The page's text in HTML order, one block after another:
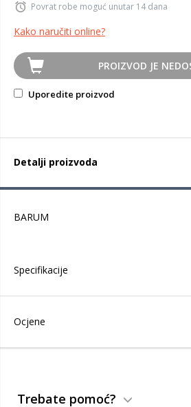
Povrat robe moguć unutar 14 dana
Kako naručiti online?
PROIZVOD JE
Uporedite proizvod
Detalji proizvoda
BARUM
Specifikacije
Ocjene
Trebate pomoć?